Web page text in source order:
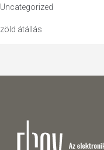
Uncategorized
zöld átállás